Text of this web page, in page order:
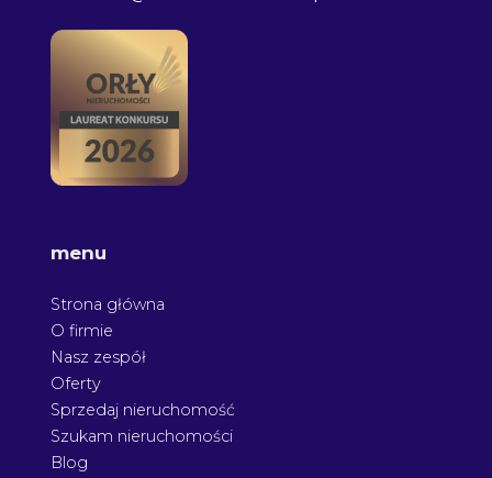
menu
Strona główna
O firmie
Nasz zespół
Oferty
Sprzedaj nieruchomość
Szukam nieruchomości
Blog